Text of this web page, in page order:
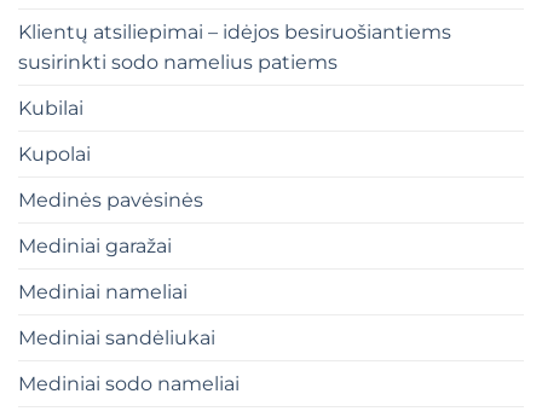
Klientų atsiliepimai – idėjos besiruošiantiems
susirinkti sodo namelius patiems
Kubilai
Kupolai
Medinės pavėsinės
Mediniai garažai
Mediniai nameliai
Mediniai sandėliukai
Mediniai sodo nameliai